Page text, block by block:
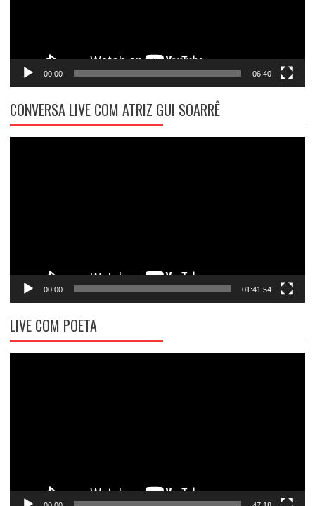
00:00 06:40
CONVERSA LIVE COM ATRIZ GUI SOARRÊ
00:00 01:41:54
LIVE COM POETA